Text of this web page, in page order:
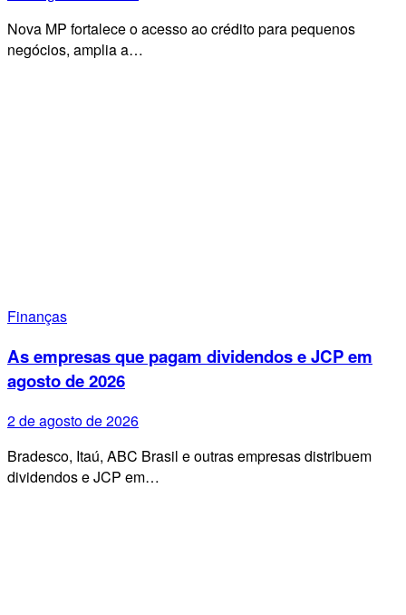
Nova MP fortalece o acesso ao crédito para pequenos
negócios, amplia a…
Finanças
As empresas que pagam dividendos e JCP em
agosto de 2026
2 de agosto de 2026
Bradesco, Itaú, ABC Brasil e outras empresas distribuem
dividendos e JCP em…